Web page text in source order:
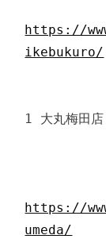
https://
ikebukuro/
：カ
大阪
1 大丸梅田
06-
【公
https://
umeda/